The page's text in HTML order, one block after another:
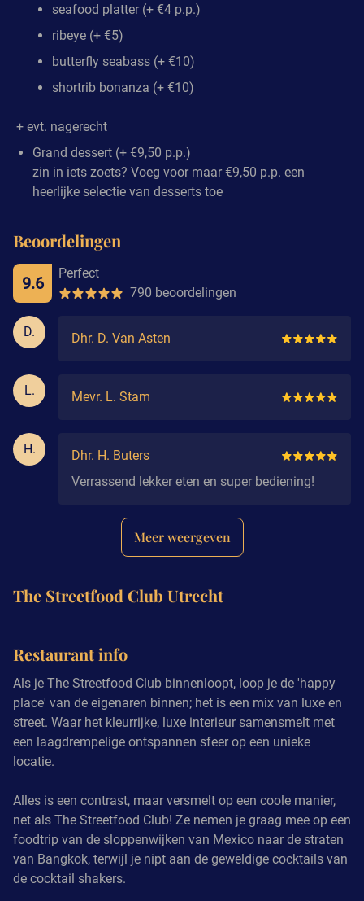
seafood platter (+ €4 p.p.)
ribeye (+ €5)
butterfly seabass (+ €10)
shortrib bonanza (+ €10)
+ evt. nagerecht
Grand dessert (+ €9,50 p.p.)
zin in iets zoets? Voeg voor maar €9,50 p.p. een
heerlijke selectie van desserts toe
Beoordelingen
9.6
Perfect
790 beoordelingen
D. Dhr. D. Van Asten
L. Mevr. L. Stam
H.
Dhr. H. Buters
Verrassend lekker eten en super bediening!
Meer weergeven
The Streetfood Club Utrecht
Restaurant info
Als je The Streetfood Club binnenloopt, loop je de 'happy
place' van de eigenaren binnen; het is een mix van luxe en
street. Waar het kleurrijke, luxe interieur samensmelt met
een laagdrempelige ontspannen sfeer op een unieke
locatie.
Alles is een contrast, maar versmelt op een coole manier,
net als The Streetfood Club! Ze nemen je graag mee op een
foodtrip van de sloppenwijken van Mexico naar de straten
van Bangkok, terwijl je nipt aan de geweldige cocktails van
de cocktail shakers.